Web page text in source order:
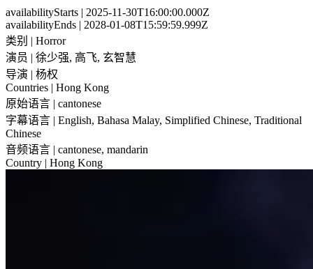
availabilityStarts | 2025-11-30T16:00:00.000Z
availabilityEnds | 2028-01-08T15:59:59.999Z
类别 | Horror
演员 | 徐少强, 高飞, 玄智慧
导演 | 杨权
Countries | Hong Kong
原始语言 | cantonese
字幕语言 | English, Bahasa Malay, Simplified Chinese, Traditional
Chinese
音频语言 | cantonese, mandarin
Country | Hong Kong